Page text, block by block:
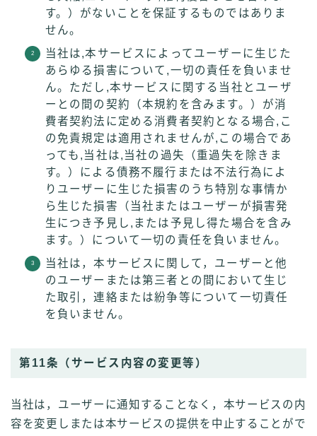
す。）がないことを保証するものではありま
せん。
当社は,本サービスによってユーザーに生じた
あらゆる損害について,一切の責任を負いませ
ん。ただし,本サービスに関する当社とユーザ
ーとの間の契約（本規約を含みます。）が消
費者契約法に定める消費者契約となる場合,こ
の免責規定は適用されませんが,この場合であ
っても,当社は,当社の過失（重過失を除きま
す。）による債務不履行または不法行為によ
りユーザーに生じた損害のうち特別な事情か
ら生じた損害（当社またはユーザーが損害発
生につき予見し,または予見し得た場合を含み
ます。）について一切の責任を負いません。
当社は，本サービスに関して，ユーザーと他
のユーザーまたは第三者との間において生じ
た取引，連絡または紛争等について一切責任
を負いません。
第11条（サービス内容の変更等）
当社は，ユーザーに通知することなく，本サービスの内
容を変更しまたは本サービスの提供を中止することがで